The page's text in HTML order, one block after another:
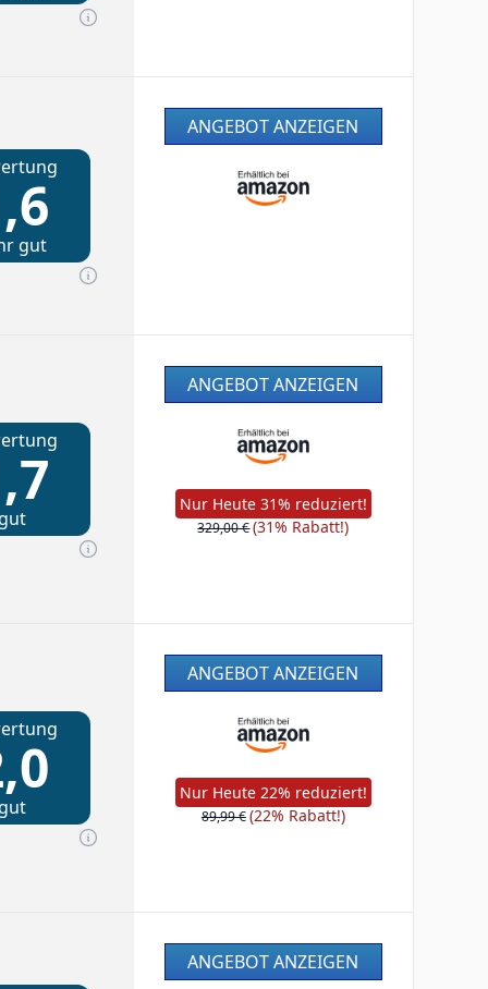
gut
ANGEBOT ANZEIGEN
gut
ANGEBOT ANZEIGEN
Nur Heute 31% reduziert!
329,00 €(31% Rabatt!)
gut
ANGEBOT ANZEIGEN
Nur Heute 22% reduziert!
89,99 €(22% Rabatt!)
ANGEBOT ANZEIGEN